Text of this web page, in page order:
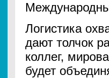
Логистика
дают толчок
коллег,
будет